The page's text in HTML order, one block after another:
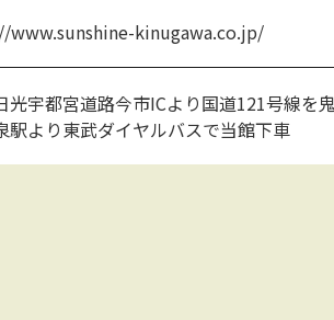
www.sunshine-kinugawa.co.jp/
光宇都宮道路今市ICより国道121号線
駅より東武ダイヤルバスで当館下車